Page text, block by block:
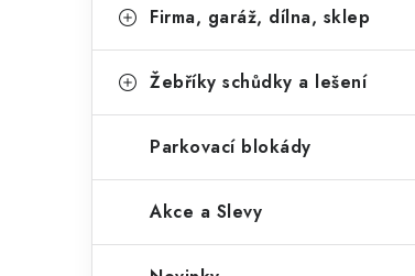
Firma, garáž, dílna, sklep
Žebříky schůdky a lešení
Parkovací blokády
Akce a Slevy